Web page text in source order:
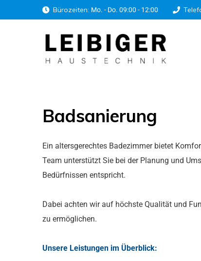
Bürozeiten: Mo. - Do. 09:00 - 12:00
Badsanierung
Ein altersgerechtes Badezimmer bietet
Team unterstützt Sie bei der Planung und
Bedürfnissen entspricht.
Dabei achten wir auf höchste Qualität und
zu ermöglichen.
Unsere Leistungen im Überblick: